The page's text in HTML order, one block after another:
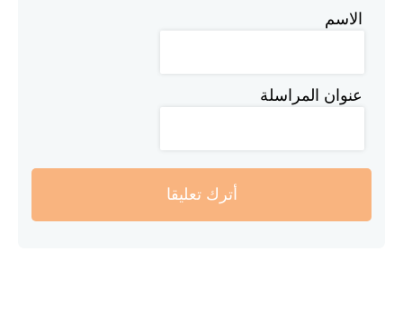
الاسم
عنوان المراسلة
أترك تعليقا